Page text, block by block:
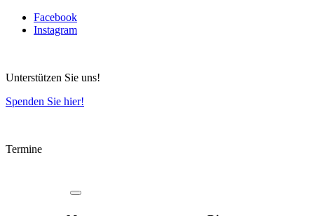
Facebook
Instagram
Unterstützen Sie uns!
Spenden Sie hier!
Termine